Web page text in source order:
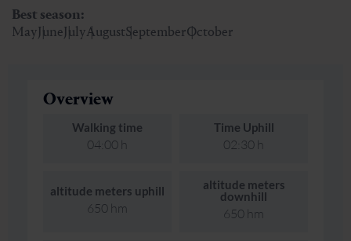
Best season:
MayJuneJulyAugustSeptemberOctober
Overview
Walking time
04:00 h
Time Uphill
02:30 h
altitude meters uphill
650 hm
altitude meters
downhill
650 hm